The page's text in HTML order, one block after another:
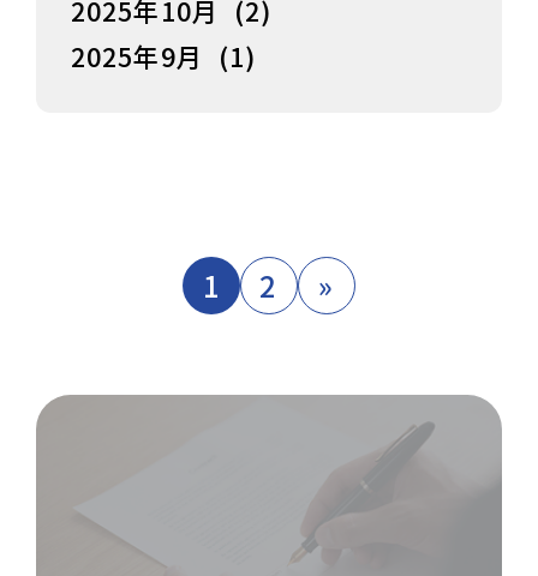
2025年10月
(2)
2025年9月
(1)
1 2 »